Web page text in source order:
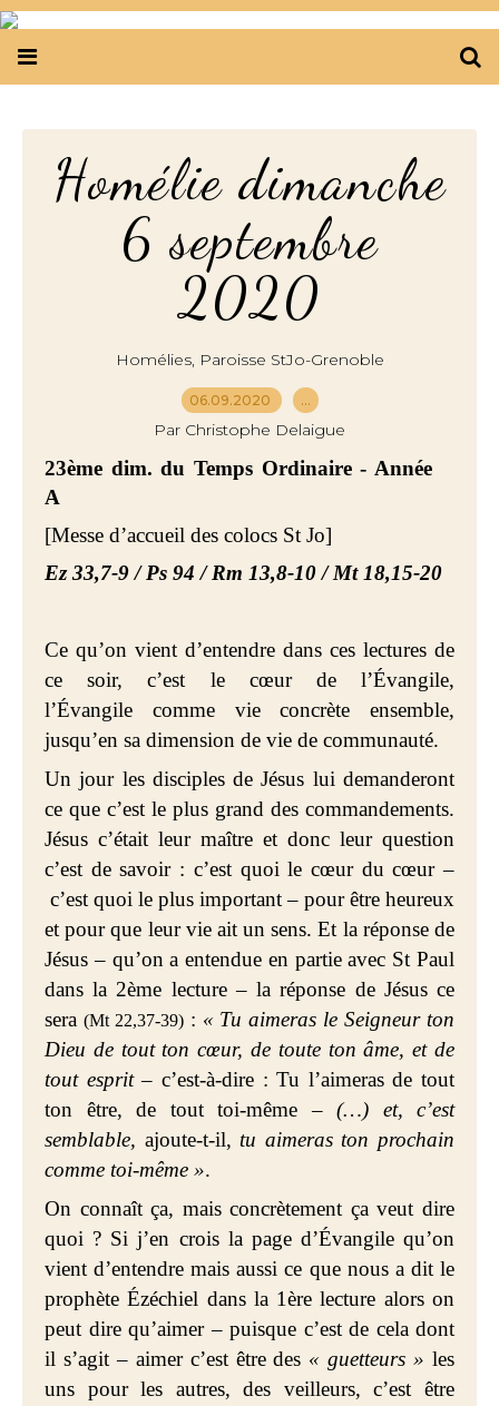
Homélie dimanche
6 septembre
2020
Homélies, Paroisse StJo-Grenoble
06.09.2020 …
Par Christophe Delaigue
23ème dim. du Temps Ordinaire - Année
A
[Messe d’accueil des colocs St Jo]
Ez 33,7-9 / Ps 94 / Rm 13,8-10 / Mt 18,15-20
Ce qu’on vient d’entendre dans ces lectures de
ce soir, c’est le cœur de l’Évangile,
l’Évangile comme vie concrète ensemble,
jusqu’en sa dimension de vie de communauté.
Un jour les disciples de Jésus lui demanderont
ce que c’est le plus grand des commandements.
Jésus c’était leur maître et donc leur question
c’est de savoir : c’est quoi le cœur du cœur –
c’est quoi le plus important – pour être heureux
et pour que leur vie ait un sens. Et la réponse de
Jésus – qu’on a entendue en partie avec St Paul
dans la 2ème lecture – la réponse de Jésus ce
sera (Mt 22,37-39): « Tu aimeras le Seigneur ton
Dieu de tout ton cœur, de toute ton âme, et de
tout esprit– c’est-à-dire : Tu l’aimeras de tout
ton être, de tout toi-même – (…) et, c’est
semblable, ajoute-t-il, tu aimeras ton prochain
comme toi-même ».
On connaît ça, mais concrètement ça veut dire
quoi ? Si j’en crois la page d’Évangile qu’on
vient d’entendre mais aussi ce que nous a dit le
prophète Ézéchiel dans la 1ère lecture alors on
peut dire qu’aimer – puisque c’est de cela dont
il s’agit – aimer c’est être des « guetteurs » les
uns pour les autres, des veilleurs, c’est être